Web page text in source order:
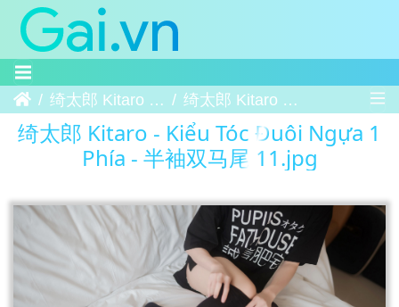
Trang chủ绮太郎 Kitaro - Kiểu Tóc Đuôi Ngựa 1 Phía - 半袖双马尾 绮太郎 Kitaro - Kiểu Tóc Đuôi Ngựa 1 Phía - 半袖双马尾 11
绮太郎 Kitaro - Kiểu Tóc Đuôi Ngựa 1
Phía - 半袖双马尾 11.jpg